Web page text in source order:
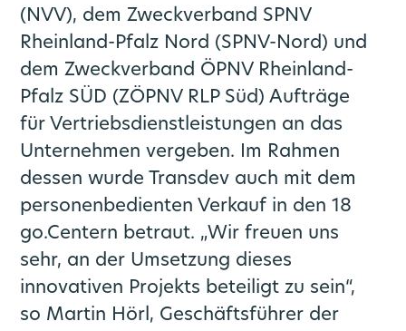
(NVV), dem Zweckverband SPNV
Rheinland-Pfalz Nord (SPNV-Nord) und
dem Zweckverband ÖPNV Rheinland-
Pfalz SÜD (ZÖPNV RLP Süd) Aufträge
für Vertriebsdienstleistungen an das
Unternehmen vergeben. Im Rahmen
dessen wurde Transdev auch mit dem
personenbedienten Verkauf in den 18
go.Centern betraut. „Wir freuen uns
sehr, an der Umsetzung dieses
innovativen Projekts beteiligt zu sein“,
so Martin Hörl, Geschäftsführer der